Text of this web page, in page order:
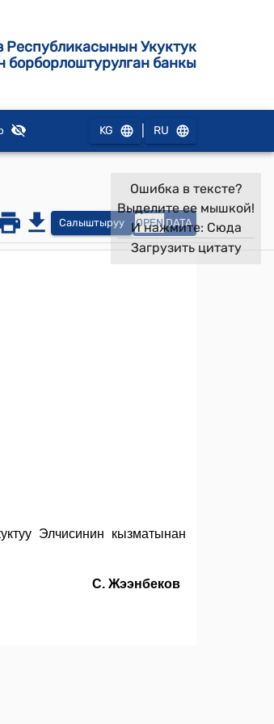
Республикасынын Укуктук
борборлоштурулган банкы
KG RU
Салыштыруу OPEN DATA
Ошибка в тексте?
Выделите ее мышкой!
И нажмите: Сюда
Загрузить цитату